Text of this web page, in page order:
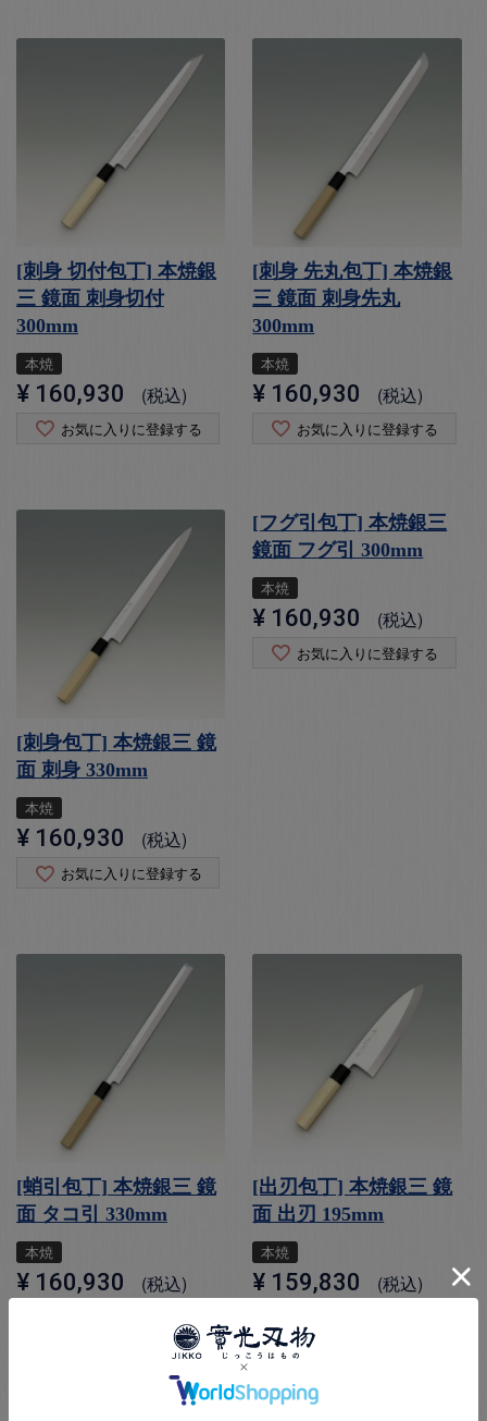
[刺身 切付包丁] 本焼銀
三 鏡面 刺身切付
300mm
本焼
¥ 160,930 税込
お気に入りに登録する
[刺身 先丸包丁] 本焼銀
三 鏡面 刺身先丸
300mm
本焼
¥ 160,930 税込
お気に入りに登録する
[刺身包丁] 本焼銀三 鏡
面 刺身 330mm
本焼
¥ 160,930 税込
お気に入りに登録する
[フグ引包丁] 本焼銀三
鏡面 フグ引 300mm
本焼
¥ 160,930 税込
お気に入りに登録する
[蛸引包丁] 本焼銀三 鏡
面 タコ引 330mm
本焼
¥ 160,930 税込
[出刃包丁] 本焼銀三 鏡
面 出刃 195mm
本焼
¥ 159,830 税込